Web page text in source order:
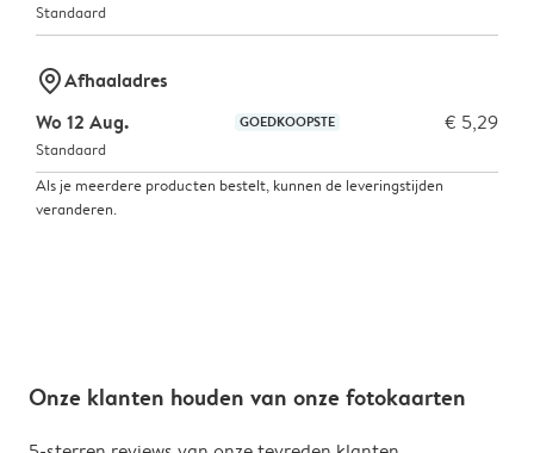
Standaard
marker-pinAfhaaladres
Wo 12 Aug.
GOEDKOOPSTE € 5,29
Standaard
Als je meerdere producten bestelt, kunnen de leveringstijden
veranderen.
Onze klanten houden van onze fotokaarten